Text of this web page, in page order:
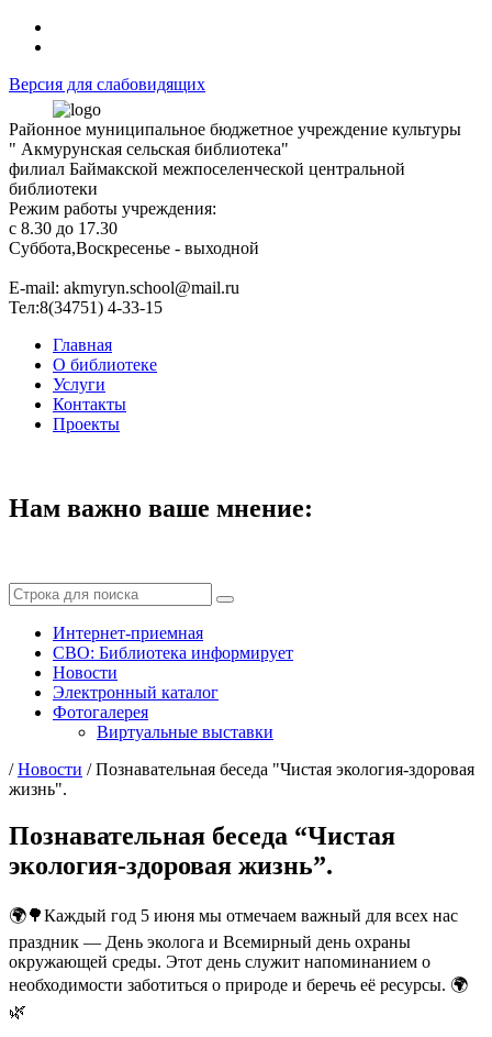
Версия для слабовидящих
Районное муниципальное бюджетное учреждение культуры
" Акмурунская сельская библиотека"
филиал Баймакской межпоселенческой центральной
библиотеки
Режим работы учреждения:
с 8.30 до 17.30
Суббота,Воскресенье - выходной
Е-mail: akmyryn.school@mail.ru
Тел:8(34751) 4-33-15
Главная
О библиотеке
Услуги
Контакты
Проекты
Нам важно ваше мнение:
Интернет-приемная
СВО: Библиотека информирует
Новости
Электронный каталог
Фотогалерея
Виртуальные выставки
/Новости /Познавательная беседа "Чистая экология-здоровая
жизнь".
Познавательная беседа “Чистая
экология-здоровая жизнь”.
🌍🌳Каждый год 5 июня мы отмечаем важный для всех нас
праздник — День эколога и Всемирный день охраны
окружающей среды. Этот день служит напоминанием о
необходимости заботиться о природе и беречь её ресурсы. 🌍
🌿